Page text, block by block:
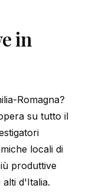
in
Romagna?
su tutto il
locali di
produttive
d'Italia.